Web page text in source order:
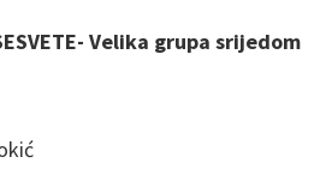
Velika grupa srijedom